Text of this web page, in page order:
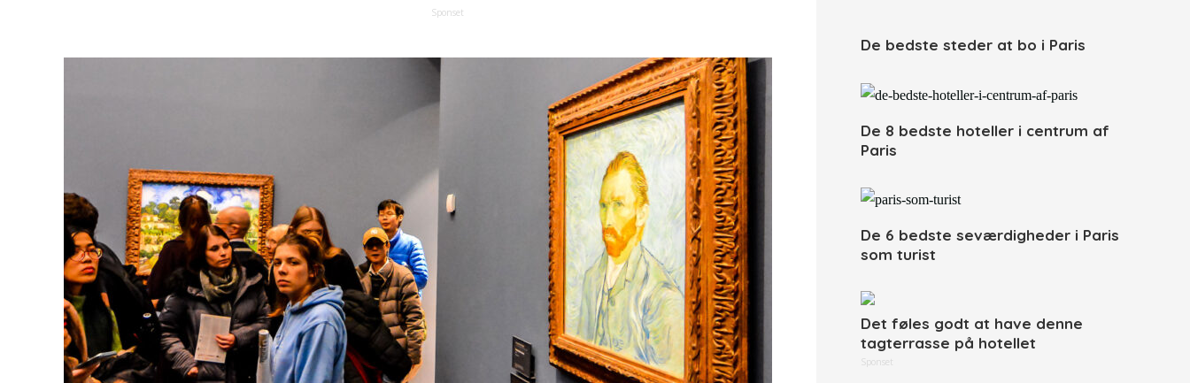
Sponset
De bedste steder at bo i Paris
De 8 bedste hoteller i centrum af
Paris
De 6 bedste seværdigheder i Paris
som turist
Det føles godt at have denne
tagterrasse på hotellet
Sponset